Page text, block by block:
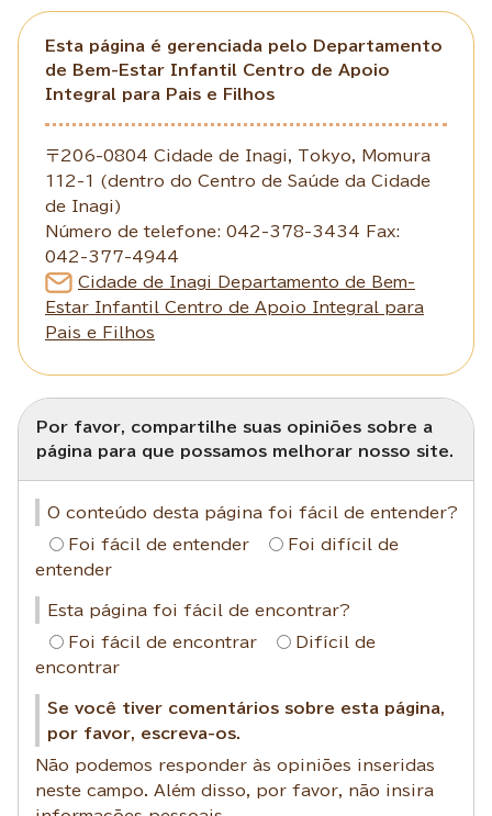
Esta página é gerenciada pelo Departamento
de Bem-Estar Infantil Centro de Apoio
Integral para Pais e Filhos
〒206-0804 Cidade de Inagi, Tokyo, Momura
112-1 (dentro do Centro de Saúde da Cidade
de Inagi)
Número de telefone: 042-378-3434 Fax:
042-377-4944
Cidade de Inagi Departamento de Bem-
Estar Infantil Centro de Apoio Integral para
Pais e Filhos
Por favor, compartilhe suas opiniões sobre a
página para que possamos melhorar nosso site.
O conteúdo desta página foi fácil de entender?
Foi fácil de entender
Foi difícil de
entender
Esta página foi fácil de encontrar?
Foi fácil de encontrar
Difícil de
encontrar
Se você tiver comentários sobre esta página,
por favor, escreva-os.
Não podemos responder às opiniões inseridas
neste campo. Além disso, por favor, não insira